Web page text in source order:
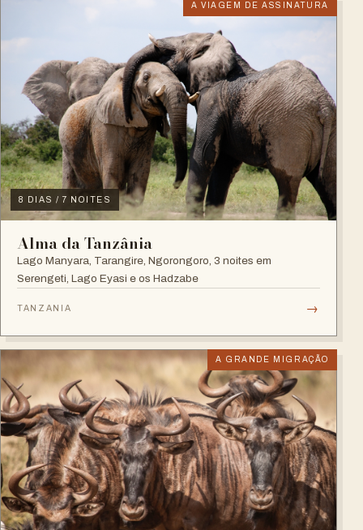
A VIAGEM DE ASSINATURA
8 DIAS / 7 NOITES
Alma da Tanzânia
Lago Manyara, Tarangire, Ngorongoro, 3 noites em
Serengeti, Lago Eyasi e os Hadzabe
TANZANIA →
A GRANDE MIGRAÇÃO